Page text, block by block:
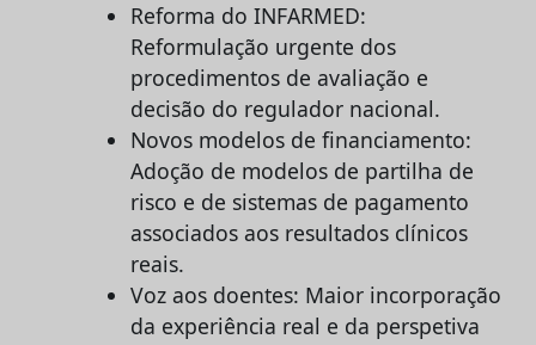
Reforma do INFARMED:
Reformulação urgente dos
procedimentos de avaliação e
decisão do regulador nacional.
Novos modelos de financiamento:
Adoção de modelos de partilha de
risco e de sistemas de pagamento
associados aos resultados clínicos
reais.
Voz aos doentes: Maior incorporação
da experiência real e da perspetiva